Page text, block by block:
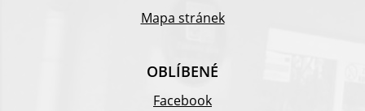
Mapa stránek
OBLÍBENÉ
Facebook